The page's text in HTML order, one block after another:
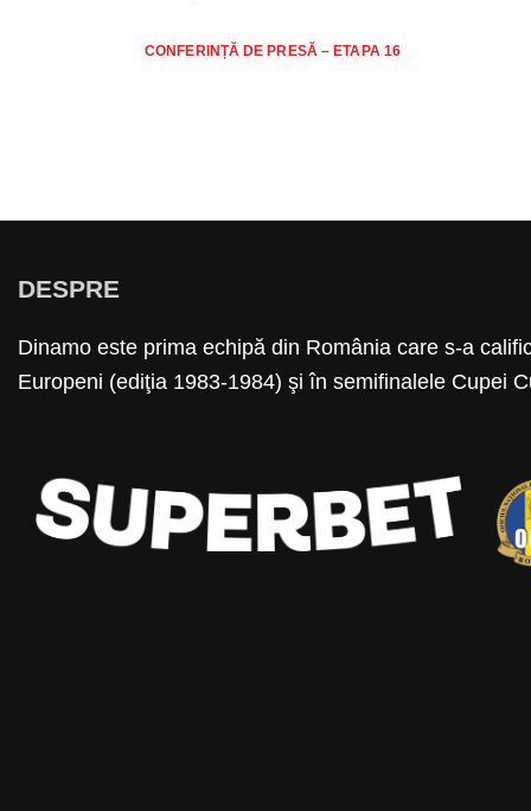
CONFERINȚĂ DE PRESĂ – ETAPA 16
DESPRE
Dinamo este prima echipă din România care s-a
Europeni (ediţia 1983-1984) şi în semifinalele Cupei